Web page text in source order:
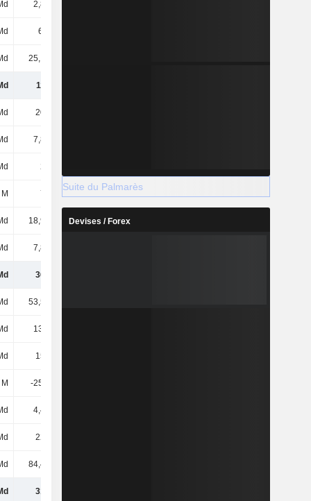
2,83 Md
6,6 Md
25,13 Md
118 Md
208 Md
7,83 Md
293 M
782 M
18,98 Md 20,06 Md
7,82 Md
362 Md
53,53 Md
13,3 Md
154 Md
-25,06 M
4,43 Md
225 Md
84,45 Md
310 Md
Suite du Palmarès
Devises / Forex